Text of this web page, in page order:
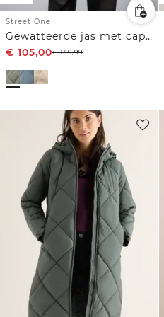
Street One
Gewatteerde jas met capuchon
€ 105,00€149,99